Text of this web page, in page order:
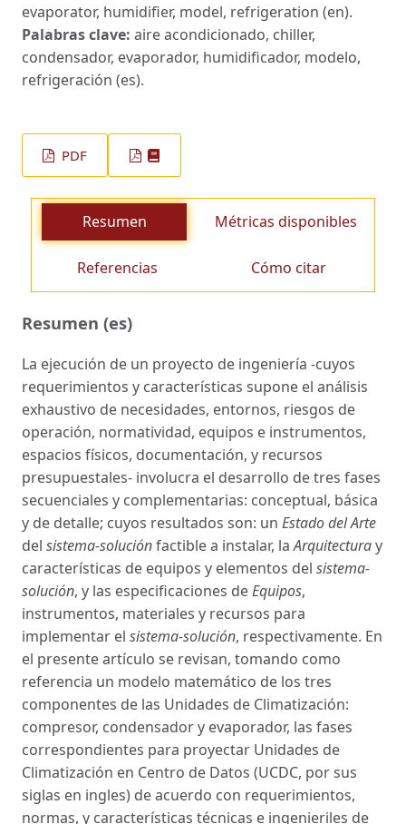
evaporator, humidifier, model, refrigeration (en).
Palabras clave: aire acondicionado, chiller,
condensador, evaporador, humidificador, modelo,
refrigeración (es).
PDF
Resumen Métricas disponibles
Referencias Cómo citar
Resumen (es)
La ejecución de un proyecto de ingeniería -cuyos
requerimientos y características supone el análisis
exhaustivo de necesidades, entornos, riesgos de
operación, normatividad, equipos e instrumentos,
espacios físicos, documentación, y recursos
presupuestales- involucra el desarrollo de tres fases
secuenciales y complementarias: conceptual, básica
y de detalle; cuyos resultados son: un Estado del Arte
del sistema-soluciónfactible a instalar, laArquitecturay
características de equipos y elementos del sistema-
solución, y las especificaciones deEquipos,
instrumentos, materiales y recursos para
implementar el sistema-solución, respectivamente. En
el presente artículo se revisan, tomando como
referencia un modelo matemático de los tres
componentes de las Unidades de Climatización:
compresor, condensador y evaporador, las fases
correspondientes para proyectar Unidades de
Climatización en Centro de Datos (UCDC, por sus
siglas en ingles) de acuerdo con requerimientos,
normas, y características técnicas e ingenieriles de